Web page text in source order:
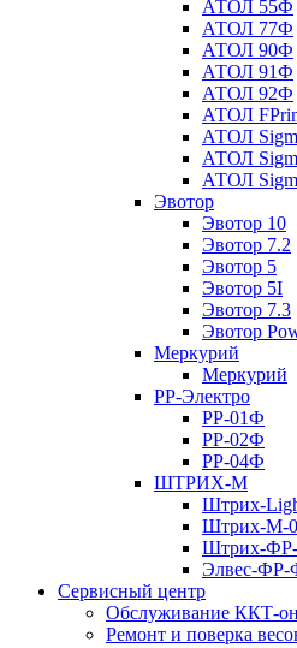
АТОЛ 55Ф
АТОЛ 77Ф
АТОЛ 90Ф
АТОЛ 91Ф
АТОЛ 92Ф
АТОЛ
АТОЛ
АТОЛ
АТОЛ
Эвотор
Эвотор 10
Эвотор 7.2
Эвотор 5
Эвотор 5I
Эвотор 7.3
Эвотор
Меркурий
Меркурий
РР-Электро
РР-01Ф
РР-02Ф
РР-04Ф
ШТРИХ-М
Штрих-
Штрих-М-
Штрих-
Элвес-ФР-
Сервисный центр
Обслуживание ККТ-
Ремонт и поверка